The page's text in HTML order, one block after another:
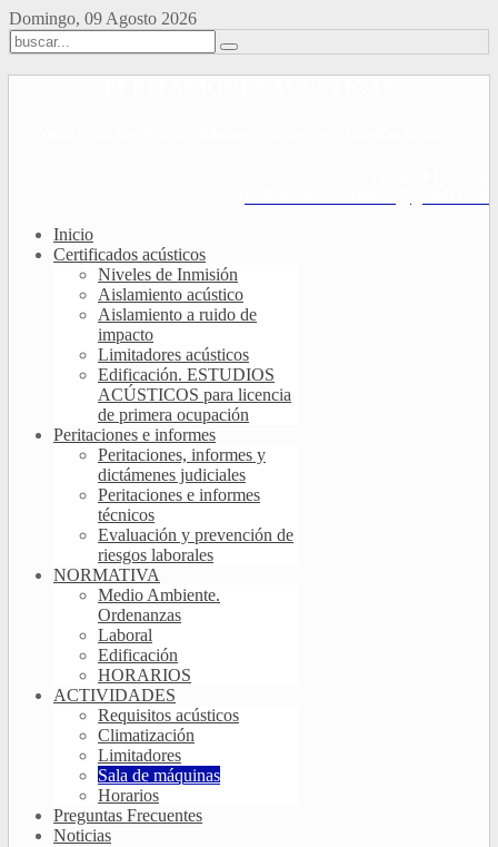
Domingo, 09 Agosto 2026
Inicio
Certificados acústicos
Niveles de Inmisión
Aislamiento acústico
Aislamiento a ruido de
impacto
Limitadores acústicos
Edificación. ESTUDIOS
ACÚSTICOS para licencia
de primera ocupación
Peritaciones e informes
Peritaciones, informes y
dictámenes judiciales
Peritaciones e informes
técnicos
Evaluación y prevención de
riesgos laborales
NORMATIVA
Medio Ambiente.
Ordenanzas
Laboral
Edificación
HORARIOS
ACTIVIDADES
Requisitos acústicos
Climatización
Limitadores
Sala de máquinas
Horarios
Preguntas Frecuentes
Noticias